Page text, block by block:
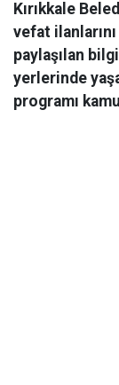
Kırıkkale
vefat
paylaşılan
yerlerinde
programı